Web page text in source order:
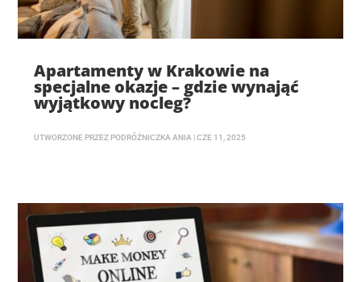
Apartamenty w Krakowie na
specjalne okazje – gdzie wynająć
wyjątkowy nocleg?
UTWORZONE PRZEZ PODRÓŻNICZKA ANIA |CZE 11, 2025